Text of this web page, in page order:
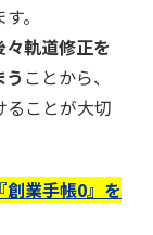
。
軌道修正を
ことから、
ることが大切
創業手帳0』を